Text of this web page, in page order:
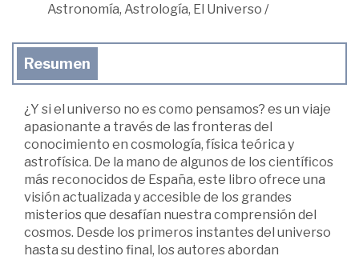
Astronomía, Astrología, El Universo /
Resumen
¿Y si el universo no es como pensamos? es un viaje
apasionante a través de las fronteras del
conocimiento en cosmología, física teórica y
astrofísica. De la mano de algunos de los científicos
más reconocidos de España, este libro ofrece una
visión actualizada y accesible de los grandes
misterios que desafían nuestra comprensión del
cosmos. Desde los primeros instantes del universo
hasta su destino final, los autores abordan